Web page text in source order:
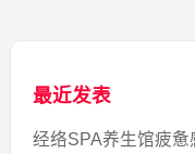
最近发表
经络SPA养生馆疲